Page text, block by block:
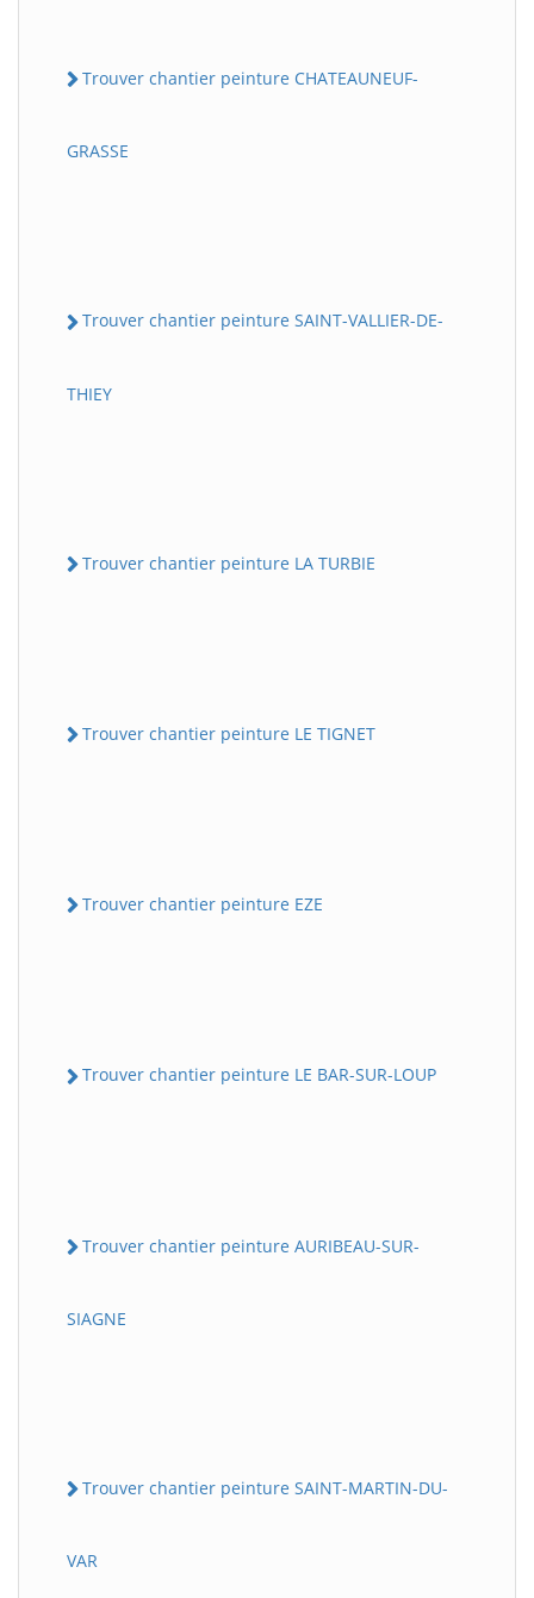
Trouver chantier peinture CHATEAUNEUF-
GRASSE
Trouver chantier peinture SAINT-VALLIER-DE-
THIEY
Trouver chantier peinture LA TURBIE
Trouver chantier peinture LE TIGNET
Trouver chantier peinture EZE
Trouver chantier peinture LE BAR-SUR-LOUP
Trouver chantier peinture AURIBEAU-SUR-
SIAGNE
Trouver chantier peinture SAINT-MARTIN-DU-
VAR